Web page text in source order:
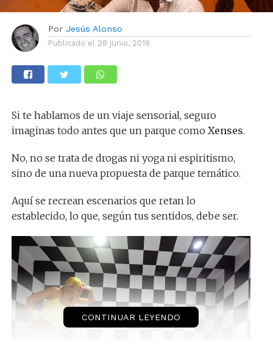
Por Jesús Alonso
Publicado el 28 junio, 2018
Si te hablamos de un viaje sensorial, seguro
imaginas todo antes que un parque como Xenses.
No, no se trata de drogas ni yoga ni espiritismo,
sino de una nueva propuesta de parque temático.
Aquí se recrean escenarios que retan lo
establecido, lo que, según tus sentidos, debe ser.
CONTINUAR LEYENDO